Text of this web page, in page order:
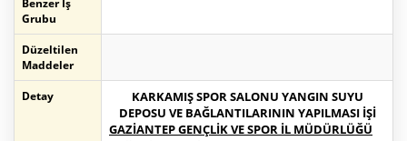
Benzer İş
Grubu
Düzeltilen
Maddeler
Detay
KARKAMIŞ SPOR SALONU YANGIN SUYU
DEPOSU VE BAĞLANTILARININ YAPILMASI İŞİ
GAZİANTEP GENÇLİK VE SPOR İL MÜDÜRLÜĞÜ